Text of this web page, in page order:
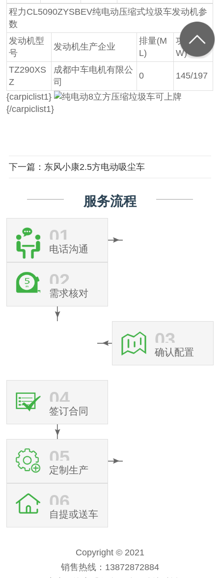
程力CL5090ZYSBEV纯电动压缩式垃圾车发动机参
数
发动机型
号
发动机生产企业
排量(M
L)
功率(K
W)
TZ290XS
Z
成都中车电机有限公
司
0 145/197
{carpiclist1}
{/carpiclist1}
下一篇：东风小康2.5方电动吸尘车
服务流程
01
电话沟通
02
需求核对
03
确认配置
04
签订合同
05
定制生产
06
自提或送车
Copyright © 2021
销售热线：13872872884